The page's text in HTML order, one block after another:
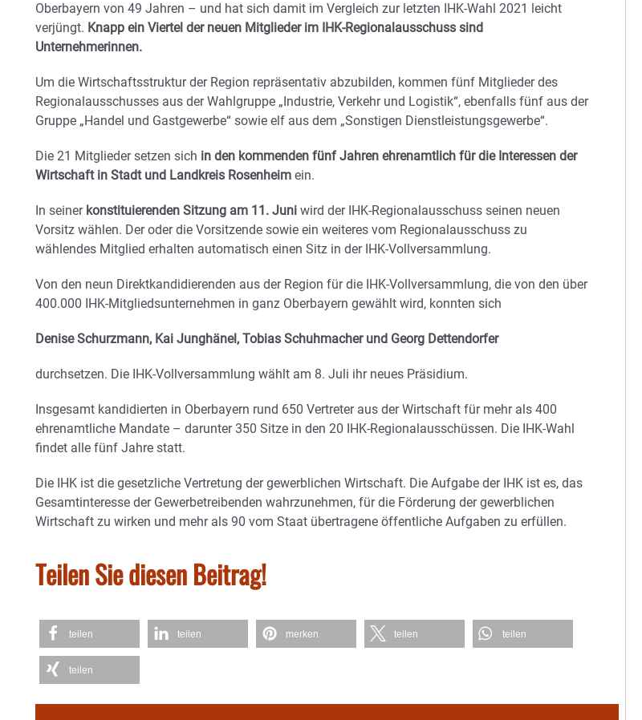
Oberbayern von 49 Jahren – und hat sich damit im Vergleich zur letzten IHK-Wahl 2021 leicht
verjüngt. Knapp ein Viertel der neuen Mitglieder im IHK-Regionalausschuss sind
Unternehmerinnen.
Um die Wirtschaftsstruktur der Region repräsentativ abzubilden, kommen fünf Mitglieder des
Regionalausschusses aus der Wahlgruppe „Industrie, Verkehr und Logistik“, ebenfalls fünf aus der
Gruppe „Handel und Gastgewerbe“ sowie elf aus dem „Sonstigen Dienstleistungsgewerbe“.
Die 21 Mitglieder setzen sich in den kommenden fünf Jahren ehrenamtlich für die Interessen der
Wirtschaft in Stadt und Landkreis Rosenheim ein.
In seinerkonstituierenden Sitzung am 11. Juni wird der IHK-Regionalausschuss seinen neuen
Vorsitz wählen. Der oder die Vorsitzende sowie ein weiteres vom Regionalausschuss zu
wählendes Mitglied erhalten automatisch einen Sitz in der IHK-Vollversammlung.
Von den neun Direktkandidierenden aus der Region für die IHK-Vollversammlung, die von den über
400.000 IHK-Mitgliedsunternehmen in ganz Oberbayern gewählt wird, konnten sich
Denise Schurzmann, Kai Junghänel, Tobias Schuhmacher und Georg Dettendorfer
durchsetzen. Die IHK-Vollversammlung wählt am 8. Juli ihr neues Präsidium.
Insgesamt kandidierten in Oberbayern rund 650 Vertreter aus der Wirtschaft für mehr als 400
ehrenamtliche Mandate – darunter 350 Sitze in den 20 IHK-Regionalausschüssen. Die IHK-Wahl
findet alle fünf Jahre statt.
Die IHK ist die gesetzliche Vertretung der gewerblichen Wirtschaft. Die Aufgabe der IHK ist es, das
Gesamtinteresse der Gewerbetreibenden wahrzunehmen, für die Förderung der gewerblichen
Wirtschaft zu wirken und mehr als 90 vom Staat übertragene öffentliche Aufgaben zu erfüllen.
Teilen Sie diesen Beitrag!
teilen teilen merken teilen teilen
teilen